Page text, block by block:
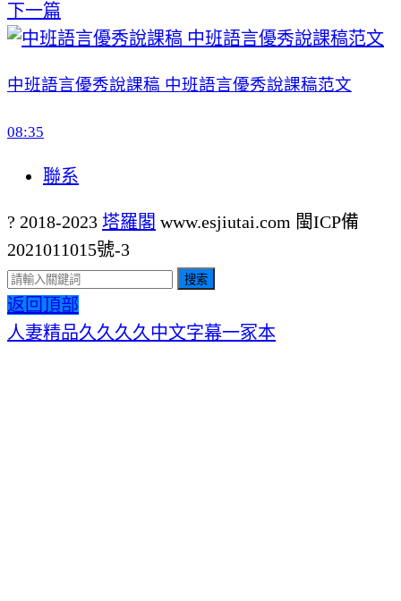
下一篇
中班語言優秀說課稿 中班語言優秀說課稿范文
08:35
聯系
? 2018-2023 塔羅閣 www.esjiutai.com 閩ICP備
2021011015號-3
搜索
返回頂部
人妻精品久久久久中文字幕一冢本